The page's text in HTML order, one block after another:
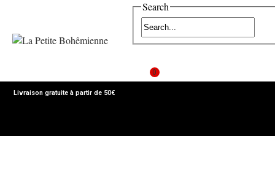
Search
0
Livraison gratuite à partir de 50€